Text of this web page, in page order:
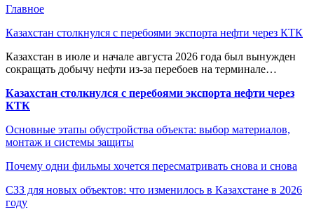
Главное
Казахстан столкнулся с перебоями экспорта нефти через КТК
Казахстан в июле и начале августа 2026 года был вынужден
сокращать добычу нефти из-за перебоев на терминале…
Казахстан столкнулся с перебоями экспорта нефти через
КТК
Основные этапы обустройства объекта: выбор материалов,
монтаж и системы защиты
Почему одни фильмы хочется пересматривать снова и снова
СЗЗ для новых объектов: что изменилось в Казахстане в 2026
году